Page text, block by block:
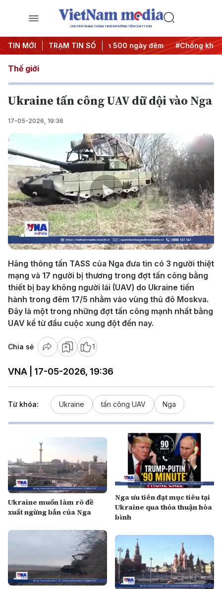
CHUYÊN TRANG THÔNG TIN ĐA PHƯƠNG TIỆN CỦA TTXVN
TIN MỚI TRẠM TIN SỐ
động #Chiến dịch 500 ngày đêm #Chống khai thác
Thế giới
Ukraine tấn công UAV dữ dội vào Nga
17-05-2026, 19:36
Play
Video
Hãng thông tấn TASS của Nga đưa tin có 3 người thiệt
mạng và 17 người bị thương trong đợt tấn công bằng
thiết bị bay không người lái (UAV) do Ukraine tiến
hành trong đêm 17/5 nhằm vào vùng thủ đô Moskva.
Đây là một trong những đợt tấn công mạnh nhất bằng
UAV kể từ đầu cuộc xung đột đến nay.
Chia sẻ 1
VNA | 17-05-2026, 19:36
Từ khóa: Ukraine tấn công UAV Nga
Ukraine muốn làm rõ đề
xuất ngừng bắn của Nga
Nga ưu tiên đạt mục tiêu tại
Ukraine qua thỏa thuận hòa
bình